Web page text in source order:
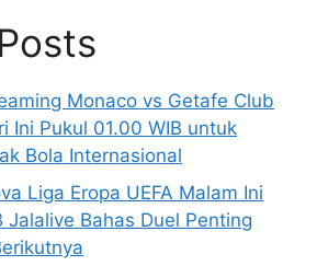
Monaco vs Getafe Club
Ini Pukul 01.00 WIB untuk
Bola Internasional
Liga Eropa UEFA Malam Ini
Jalalive Bahas Duel Penting